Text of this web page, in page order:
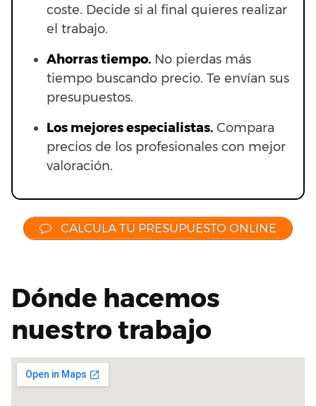
coste. Decide si al final quieres realizar
el trabajo.
Ahorras tiempo. No pierdas más
tiempo buscando precio. Te envían sus
presupuestos.
Los mejores especialistas. Compara
precios de los profesionales con mejor
valoración.
CALCULA TU PRESUPUESTO ONLINE
Dónde hacemos
nuestro trabajo